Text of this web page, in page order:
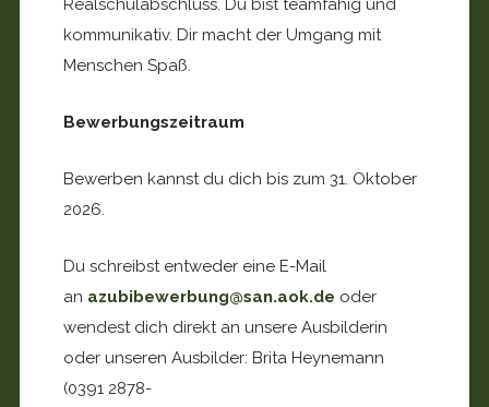
Realschulabschluss. Du bist teamfähig und
kommunikativ. Dir macht der Umgang mit
Menschen Spaß.
Bewerbungszeitraum
Bewerben kannst du dich bis zum 31. Oktober
2026.
Du schreibst entweder eine E-Mail
an azubibewerbung@san.aok.de oder
wendest dich direkt an unsere Ausbilderin
oder unseren Ausbilder: Brita Heynemann
(0391 2878-